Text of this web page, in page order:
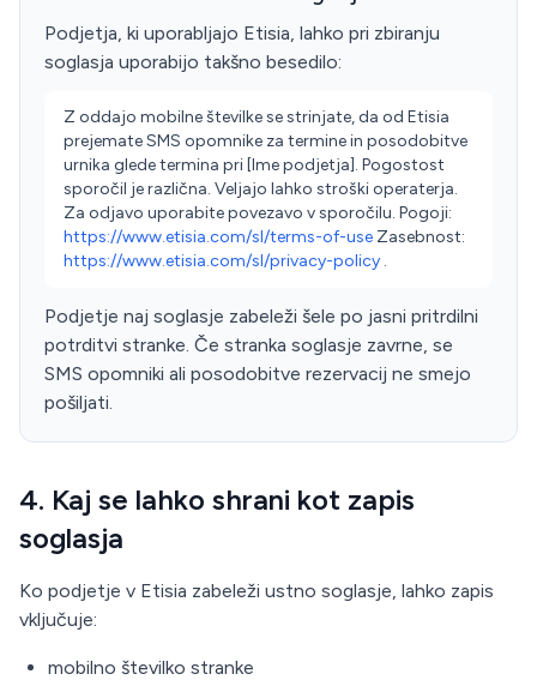
Podjetja, ki uporabljajo Etisia, lahko pri zbiranju
soglasja uporabijo takšno besedilo:
Z oddajo mobilne številke se strinjate, da od Etisia
prejemate SMS opomnike za termine in posodobitve
urnika glede termina pri [Ime podjetja]. Pogostost
sporočil je različna. Veljajo lahko stroški operaterja.
Za odjavo uporabite povezavo v sporočilu. Pogoji:
https://www.etisia.com/sl/terms-of-use Zasebnost:
https://www.etisia.com/sl/privacy-policy .
Podjetje naj soglasje zabeleži šele po jasni pritrdilni
potrditvi stranke. Če stranka soglasje zavrne, se
SMS opomniki ali posodobitve rezervacij ne smejo
pošiljati.
4. Kaj se lahko shrani kot zapis
soglasja
Ko podjetje v Etisia zabeleži ustno soglasje, lahko zapis
vključuje:
mobilno številko stranke